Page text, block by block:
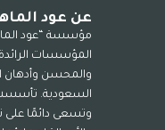
عن عود
مؤسسة “عود
المؤسسات
والمحسن وأدهان
وتسعى دائمًا على